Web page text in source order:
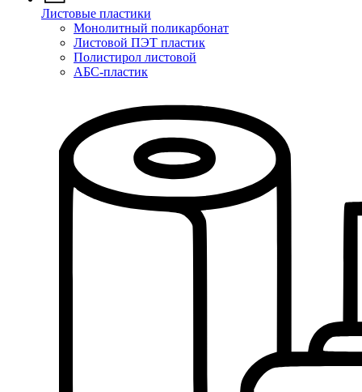
Листовые пластики
Монолитный поликарбонат
Листовой ПЭТ пластик
Полистирол листовой
АБС-пластик